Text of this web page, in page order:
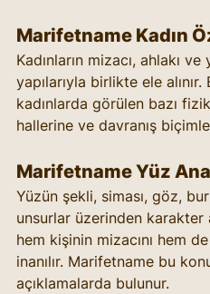
Marifetname Kadın
Kadınların mizacı, ahlakı
yapılarıyla birlikte ele
kadınlarda görülen bazı
hallerine ve davranış
Marifetname Yüz
Yüzün şekli, siması, göz,
unsurlar üzerinden karakter
hem kişinin mizacını hem
inanılır. Marifetname bu
açıklamalarda bulunur.